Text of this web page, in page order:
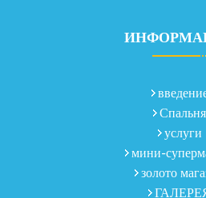
Спальня
услуги
мини-
золото